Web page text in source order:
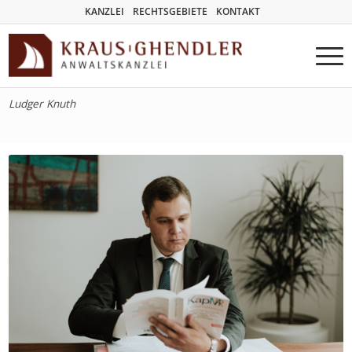
KANZLEI RECHTSGEBIETE KONTAKT
Ludger Knuth